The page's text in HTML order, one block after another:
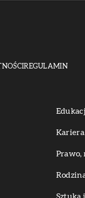
REGULAMIN
Kariera
Prawo,
Sztuka